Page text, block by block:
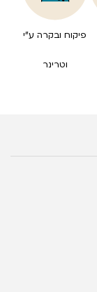
פיקוח ובקרה ע”י
וטרינר